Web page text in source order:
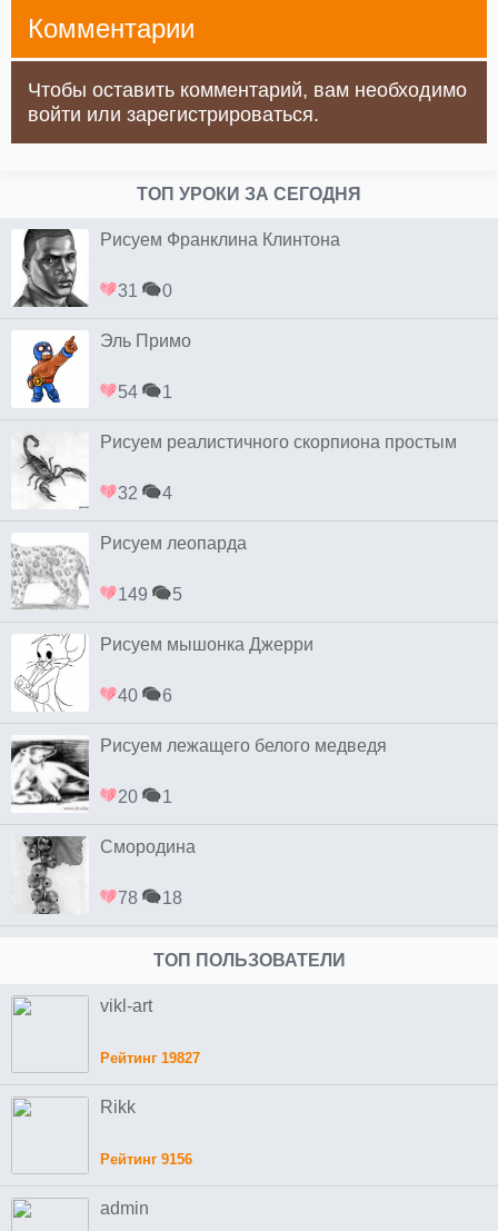
Комментарии
Чтобы оставить комментарий, вам необходимо
войти или зарегистрироваться.
ТОП УРОКИ ЗА СЕГОДНЯ
Рисуем Франклина Клинтона
31 0
Эль Примо
54 1
Рисуем реалистичного скорпиона простым
32 4
Рисуем леопарда
149 5
Рисуем мышонка Джерри
40 6
Рисуем лежащего белого медведя
20 1
Смородина
78 18
ТОП ПОЛЬЗОВАТЕЛИ
vikl-art
Рейтинг 19827
Rikk
Рейтинг 9156
admin